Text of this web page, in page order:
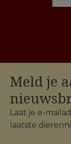
Meld je
Laat je e-
laatste